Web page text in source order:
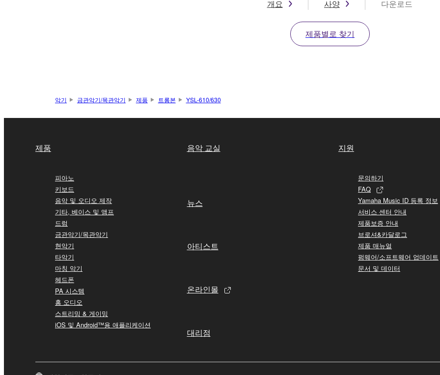
개요 사양 다운로드
제품별로 찾기
악기 금관악기/목관악기 제품 트롬본 YSL-610/630
제품
피아노
키보드
음악 및 오디오 제작
기타, 베이스 및 앰프
드럼
금관악기/목관악기
현악기
타악기
마칭 악기
헤드폰
PA 시스템
홈 오디오
스트리밍 & 게이밍
iOS 및 Android™용 애플리케이션
음악 교실
뉴스
아티스트
온라인몰
대리점
지원
문의하기
FAQ
Yamaha Music ID 등록 정보
서비스 센터 안내
제품보증 안내
브로셔&카달로그
제품 매뉴얼
펌웨어/소프트웨어 업데이트
문서 및 데이터